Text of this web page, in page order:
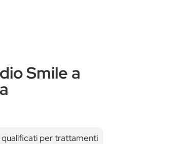
Smile a
per trattamenti